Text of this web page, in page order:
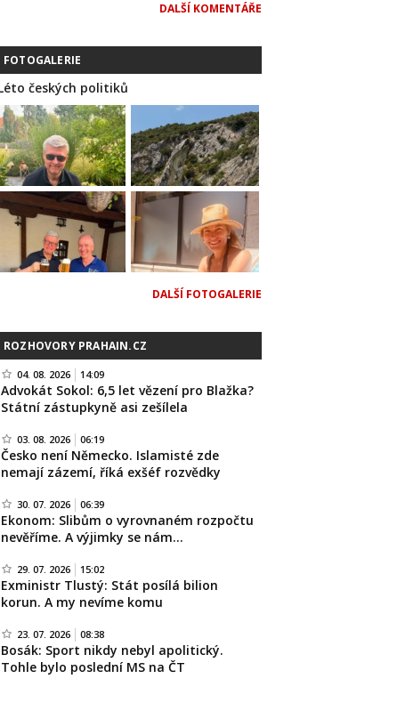
DALŠÍ KOMENTÁŘE
FOTOGALERIE
českých politiků
DALŠÍ FOTOGALERIE
ROZHOVORY PRAHAIN.CZ
04. 08. 2026 14:09
Advokát Sokol: 6,5 let vězení pro Blažka?
Státní zástupkyně asi zešílela
03. 08. 2026 06:19
Česko není Německo. Islamisté zde
nemají zázemí, říká exšéf rozvědky
30. 07. 2026 06:39
Ekonom: Slibům o vyrovnaném rozpočtu
nevěříme. A výjimky se nám…
29. 07. 2026 15:02
Exministr Tlustý: Stát posílá bilion
korun. A my nevíme komu
23. 07. 2026 08:38
Bosák: Sport nikdy nebyl apolitický.
Tohle bylo poslední MS na ČT